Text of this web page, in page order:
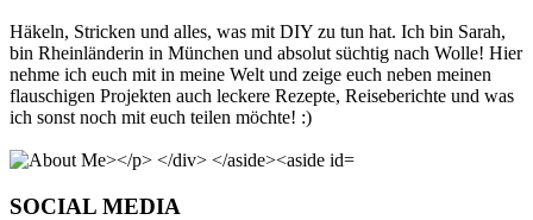
Häkeln, Stricken und alles, was mit DIY zu tun hat. Ich bin Sarah,
bin Rheinländerin in München und absolut süchtig nach Wolle! Hier
nehme ich euch mit in meine Welt und zeige euch neben meinen
flauschigen Projekten auch leckere Rezepte, Reiseberichte und was
ich sonst noch mit euch teilen möchte! :)
SOCIAL MEDIA